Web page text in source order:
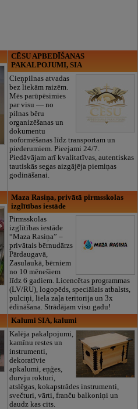
CĒSU APBEDĪŠANAS
PAKALPOJUMI, SIA
Cieņpilnas atvadas
bez liekām raizēm.
Mēs parūpēsimies
par visu — no
pilnas bēru
organizēšanas un
dokumentu
noformēšanas līdz transportam un
piederumiem. Pieejami 24/7.
Piedāvājam arī kvalitatīvas, autentiskas
tautiskās segas aizgājēja piemiņas
godināšanai.
Maza Rasiņa, privātā pirmsskolas
izglītības iestāde
Pirmsskolas
izglītības iestāde
“Maza Rasiņa” –
privātais bērnudārzs
Pārdaugavā,
Zasulaukā, bērniem
no 10 mēnešiem
līdz 6 gadiem. Licencētas programmas
(LV/RU), logopēds, speciālais atbalsts,
pulciņi, liela zaļa teritorija un 3x
ēdināšana. Strādājam visu gadu!
Kalumi SIA, kalumi
Kalēja pakalpojumi,
kamīnu restes un
instrumenti,
dekoratīvie
apkalumi, eņģes,
durvju rokturi,
atslēgas, kokapstrādes instrumenti,
svečturi, vārti, franču balkoniņi un
daudz kas cits.